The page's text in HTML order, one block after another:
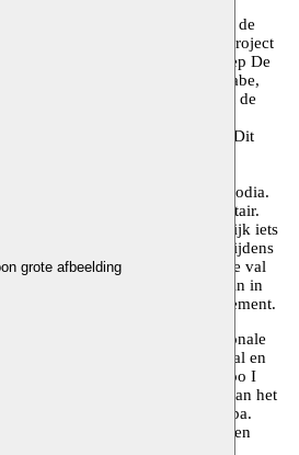
grote afbeelding
Moussem haar visie buiten de
Creative Europe gefinancierde project
met onder meer Theatergroep De
Arabic Arts Festival, Casa Arabe,
National de Caen et de
de Arabische Lente lijkt de
dialoog belangrijker dan ooit. Dit
zowel op de spreiding van
Arabische achtergrond als op de
artiesten op de Europese podia.
zoals steeds bij Moussem, prioritair.
krijgt de vrijheid om eindelijk iets
Griekse tragedies en Beckett. Tijdens
in Egypte maakt hij live de val
Mubarak mee op het Tahrirplein in
tot een sterk politiek statement.
output: er komen vier internationale
op het Nederlandse Oerolfestival en
Er is de realisatie van de expo I
Britse Bluecoat en de tournee van het
Salon van Stockholm tot Córdoba.
van Mokhallad Rasem kent een
andere vertoningen in het